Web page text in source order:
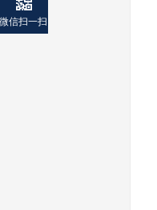
微信扫一扫